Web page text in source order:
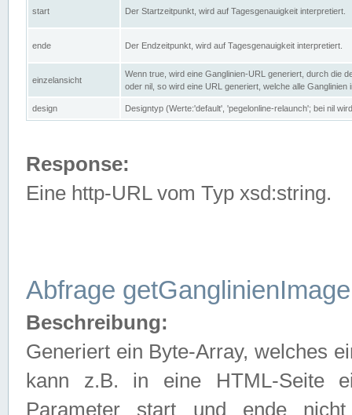
start Der Startzeitpunkt, wird auf Tagesgenauigkeit interpretiert.
ende Der Endzeitpunkt, wird auf Tagesgenauigkeit interpretiert.
einzelansicht
Wenn true, wird eine Ganglinien-URL generiert, durch die
oder nil, so wird eine URL generiert, welche alle Ganglinien
design Designtyp (Werte:'default', 'pegelonline-relaunch'; bei nil
Response:
Eine http-URL vom Typ xsd:string.
Abfrage getGanglinienImage
Beschreibung:
Generiert ein Byte-Array, welches
kann z.B. in eine HTML-Seite
Parameter start und ende